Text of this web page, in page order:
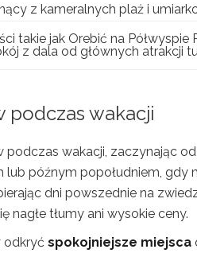
z kameralnych plaż i
takie jak Orebić na
z dala od głównych atrakcji
podczas wakacji
podczas wakacji, zaczynając od
późnym popołudniem, gdy
dni powszednie na
nagłe tłumy ani wysokie ceny.
odkryć spokojniejsze miejsca